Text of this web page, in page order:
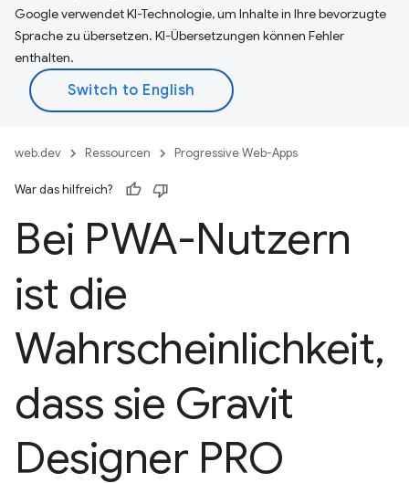
Google verwendet KI-Technologie, um Inhalte in Ihre bevorzugte
Sprache zu übersetzen. KI-Übersetzungen können Fehler
enthalten.
web.dev Ressourcen Progressive Web-Apps
War das hilfreich?
Bei PWA-Nutzern
ist die
Wahrscheinlichkeit,
dass sie Gravit
Designer PRO